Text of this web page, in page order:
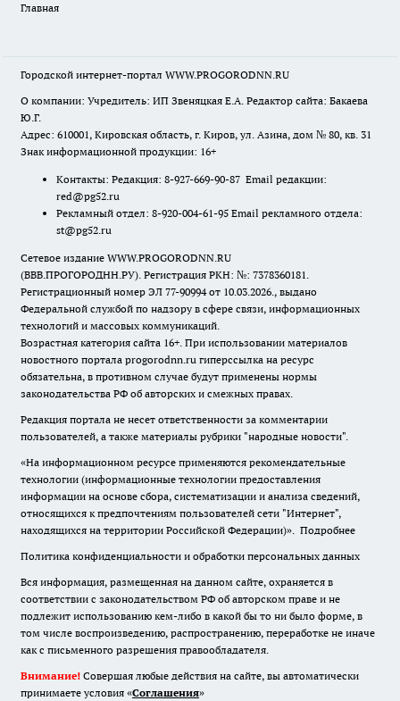
Главная
Городской интернет-портал WWW.PROGORODNN.RU
О компании: Учредитель: ИП Звеняцкая Е.А. Редактор сайта: Бакаева
Ю.Г.
Адрес: 610001, Кировская область, г. Киров, ул. Азина, дом № 80, кв. 31
Знак информационной продукции: 16+
Контакты: Редакция: 8-927-669-90-87 Email редакции:
red@pg52.ru
Рекламный отдел: 8-920-004-61-95 Email рекламного отдела:
st@pg52.ru
Сетевое издание WWW.PROGORODNN.RU
(ВВВ.ПРОГОРОДНН.РУ). Регистрация РКН: №: 7378360181.
Регистрационный номер ЭЛ 77-90994 от 10.03.2026., выдано
Федеральной службой по надзору в сфере связи, информационных
технологий и массовых коммуникаций.
Возрастная категория сайта 16+. При использовании материалов
новостного портала progorodnn.ru гиперссылка на ресурс
обязательна, в противном случае будут применены нормы
законодательства РФ об авторских и смежных правах.
Редакция портала не несет ответственности за комментарии
пользователей, а также материалы рубрики "народные новости".
«На информационном ресурсе применяются рекомендательные
технологии (информационные технологии предоставления
информации на основе сбора, систематизации и анализа сведений,
относящихся к предпочтениям пользователей сети "Интернет",
находящихся на территории Российской Федерации)». Подробнее
Политика конфиденциальности и обработки персональных данных
Вся информация, размещенная на данном сайте, охраняется в
соответствии с законодательством РФ об авторском праве и не
подлежит использованию кем-либо в какой бы то ни было форме, в
том числе воспроизведению, распространению, переработке не иначе
как с письменного разрешения правообладателя.
Внимание! Совершая любые действия на сайте, вы автоматически
принимаете условия «Cоглашения»